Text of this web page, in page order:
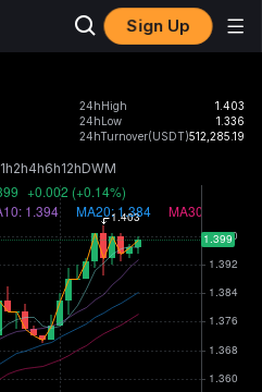
Sign Up
24hHigh
1.403
24hLow
1.336
24hTurnover(USDT)512,285.19
1h2h4h6h12hDWM